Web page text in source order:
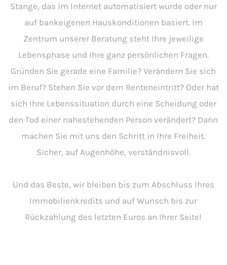
Stange, das im Internet automatisiert wurde oder nur
auf bankeigenen Hauskonditionen basiert. Im
Zentrum unserer Beratung steht Ihre jeweilige
Lebensphase und Ihre ganz persönlichen Fragen.
Gründen Sie gerade eine Familie? Verändern Sie sich
im Beruf? Stehen Sie vor dem Renteneintritt? Oder hat
sich Ihre Lebenssituation durch eine Scheidung oder
den Tod einer nahestehenden Person verändert? Dann
machen Sie mit uns den Schritt in Ihre Freiheit.
Sicher, auf Augenhöhe, verständnisvoll.
Und das Beste, wir bleiben bis zum Abschluss Ihres
Immobilienkredits und auf Wunsch bis zur
Rückzahlung des letzten Euros an Ihrer Seite!